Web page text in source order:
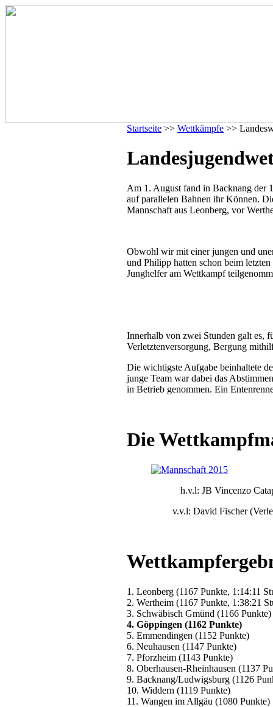
Startseite >> Wettkämpfe >>
Am 1. August fand in Backnang der
auf parallelen Bahnen ihr Können.
Mannschaft aus Leonberg, vor
Obwohl wir mit einer jungen und
und Philipp hatten schon beim
Junghelfer am Wettkampf
Innerhalb von zwei Stunden galt es,
Verletztenversorgung, Bergung
Die wichtigste Aufgabe beinhaltete
junge Team war dabei das
in Betrieb genommen. Ein
Die
h.v.l: JB Vincenzo
v.v.l: David Fischer
1. Leonberg (1167 Punkte, 1:14:11
2. Wertheim (1167 Punkte, 1:38:21
3. Schwäbisch Gmünd (1166 Punkte)
4. Göppingen (1162 Punkte)
5. Emmendingen (1152 Punkte)
6. Neuhausen (1147 Punkte)
7. Pforzheim (1143 Punkte)
8. Oberhausen-Rheinhausen (1137
9. Backnang/Ludwigsburg (1126
10. Widdern (1119 Punkte)
11. Wangen im Allgäu (1080 Punkte)